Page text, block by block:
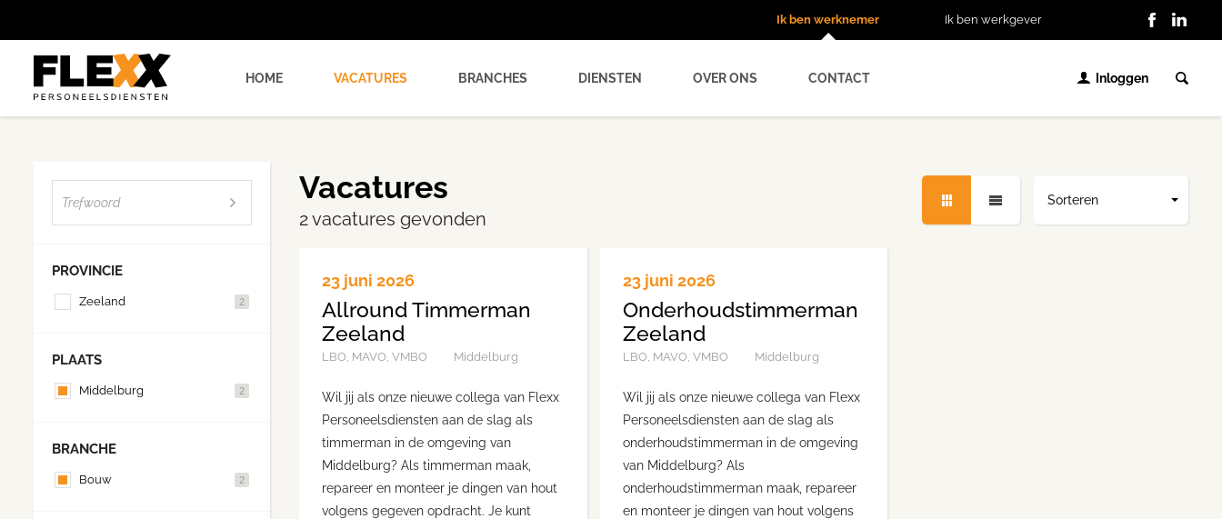
Ik ben werknemer Ik ben werkgever
HOME VACATURES BRANCHES DIENSTEN OVER ONS CONTACT Inloggen
PROVINCIE
Zeeland 2
PLAATS
Middelburg 2
BRANCHE
Bouw 2
Vacatures
2 vacatures gevonden
Sorteren
23 juni 2026
Allround Timmerman
Zeeland
LBO, MAVO, VMBO Middelburg
Wil jij als onze nieuwe collega van Flexx
Personeelsdiensten aan de slag als
timmerman in de omgeving van
Middelburg? Als timmerman maak,
repareer en monteer je dingen van hout
volgens gegeven opdracht. Je kunt
23 juni 2026
Onderhoudstimmerman
Zeeland
LBO, MAVO, VMBO Middelburg
Wil jij als onze nieuwe collega van Flexx
Personeelsdiensten aan de slag als
onderhoudstimmerman in de omgeving
van Middelburg? Als
onderhoudstimmerman maak, repareer
en monteer je dingen van hout volgens